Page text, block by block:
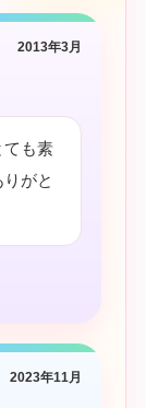
2013年3月
ても素
がと
2023年11月